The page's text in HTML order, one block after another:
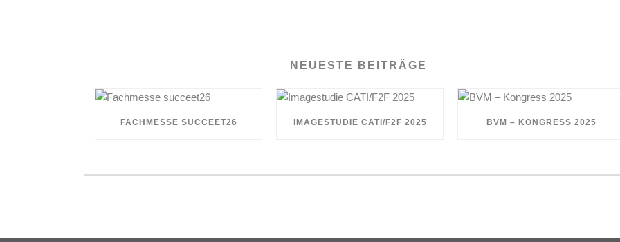
NEUESTE BEITRÄGE
FACHMESSE SUCCEET26 IMAGESTUDIE CATI/F2F 2025 BVM – KONGRESS 2025